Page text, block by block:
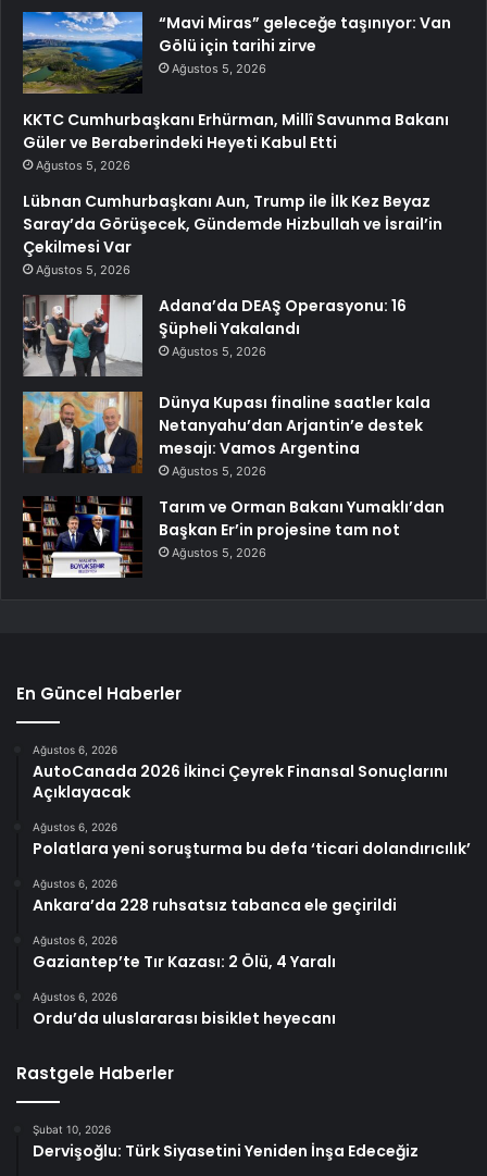
“Mavi Miras” geleceğe taşınıyor: Van
Gölü için tarihi zirve
Ağustos 5, 2026
KKTC Cumhurbaşkanı Erhürman, Millî Savunma Bakanı
Güler ve Beraberindeki Heyeti Kabul Etti
Ağustos 5, 2026
Lübnan Cumhurbaşkanı Aun, Trump ile İlk Kez Beyaz
Saray’da Görüşecek, Gündemde Hizbullah ve İsrail’in
Çekilmesi Var
Ağustos 5, 2026
Adana’da DEAŞ Operasyonu: 16
Şüpheli Yakalandı
Ağustos 5, 2026
Dünya Kupası finaline saatler kala
Netanyahu’dan Arjantin’e destek
mesajı: Vamos Argentina
Ağustos 5, 2026
Tarım ve Orman Bakanı Yumaklı’dan
Başkan Er’in projesine tam not
Ağustos 5, 2026
En Güncel Haberler
Ağustos 6, 2026
AutoCanada 2026 İkinci Çeyrek Finansal Sonuçlarını
Açıklayacak
Ağustos 6, 2026
Polatlara yeni soruşturma bu defa ‘ticari dolandırıcılık’
Ağustos 6, 2026
Ankara’da 228 ruhsatsız tabanca ele geçirildi
Ağustos 6, 2026
Gaziantep’te Tır Kazası: 2 Ölü, 4 Yaralı
Ağustos 6, 2026
Ordu’da uluslararası bisiklet heyecanı
Rastgele Haberler
Şubat 10, 2026
Dervişoğlu: Türk Siyasetini Yeniden İnşa Edeceğiz